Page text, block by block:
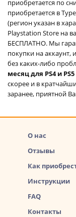
приобретается по
приобретается в
(регион указан в
Playstation Store на
БЕСПЛАТНО. Мы
покупки на аккаунт,
без каких-либо
месяц для PS4 и
скорее и в
заранее, приятной
О нас
Отзывы
Как
Инструкции
FAQ
Контакты